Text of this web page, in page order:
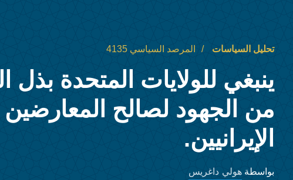
تحليل السياسات المرصد السياسي 4135
ينبغي للولايات المتحدة بذل
من الجهود لصالح المعارضين
الإيرانيين.
بواسطة هولي داغريس